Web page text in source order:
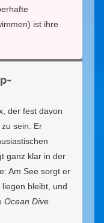
ist ihre
der fest davon
zu sein. Er
ganz klar in der
Am See sorgt er
bleibt, und
Ocean Dive